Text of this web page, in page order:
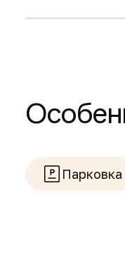
Парковка